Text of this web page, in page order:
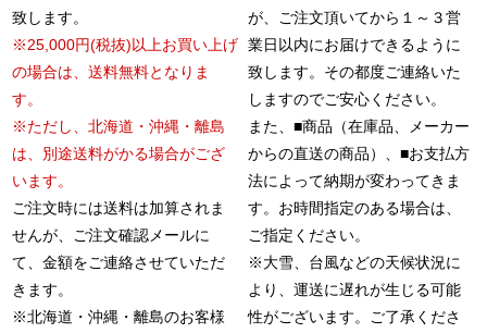
致します。
※25,000円(税抜)以上お買い上げ
の場合は、送料無料となりま
す。
※ただし、北海道・沖縄・離島
は、別途送料がかる場合がござ
います。
ご注文時には送料は加算されま
せんが、ご注文確認メールに
て、金額をご連絡させていただ
きます。
※北海道・沖縄・離島のお客様
が、ご注文頂いてから１～３営
業日以内にお届けできるように
致します。その都度ご連絡いた
しますのでご安心ください。
また、■商品（在庫品、メーカー
からの直送の商品）、■お支払方
法によって納期が変わってきま
す。お時間指定のある場合は、
ご指定ください。
※大雪、台風などの天候状況に
より、運送に遅れが生じる可能
性がございます。ご了承くださ